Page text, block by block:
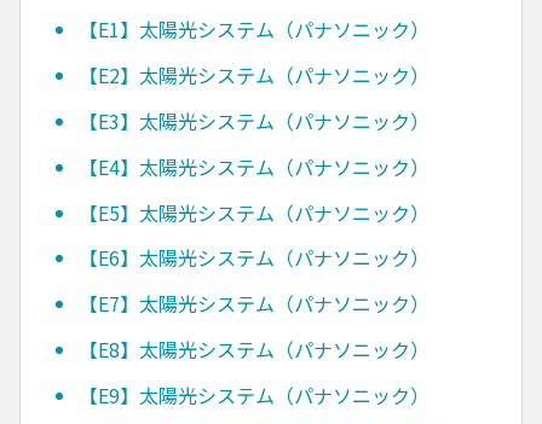
【E1】太陽光システム（パナソニック）
【E2】太陽光システム（パナソニック）
【E3】太陽光システム（パナソニック）
【E4】太陽光システム（パナソニック）
【E5】太陽光システム（パナソニック）
【E6】太陽光システム（パナソニック）
【E7】太陽光システム（パナソニック）
【E8】太陽光システム（パナソニック）
【E9】太陽光システム（パナソニック）